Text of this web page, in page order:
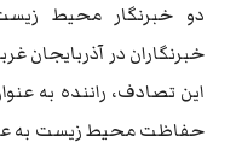
دو خبرنگار محیط
خبرنگاران در آذربایجان
این تصادف، راننده به
حفاظت محیط زیست به